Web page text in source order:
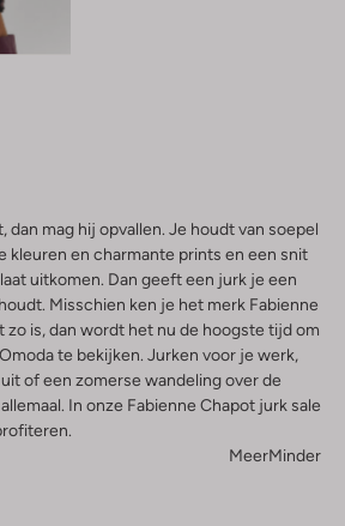
dan mag hij opvallen. Je houdt van soepel
kleuren en charmante prints en een snit
uitkomen. Dan geeft een jurk je een
Misschien ken je het merk Fabienne
zo is, dan wordt het nu de hoogste tijd om
te bekijken. Jurken voor je werk,
of een zomerse wandeling over de
In onze Fabienne Chapot jurk sale
MeerMinder